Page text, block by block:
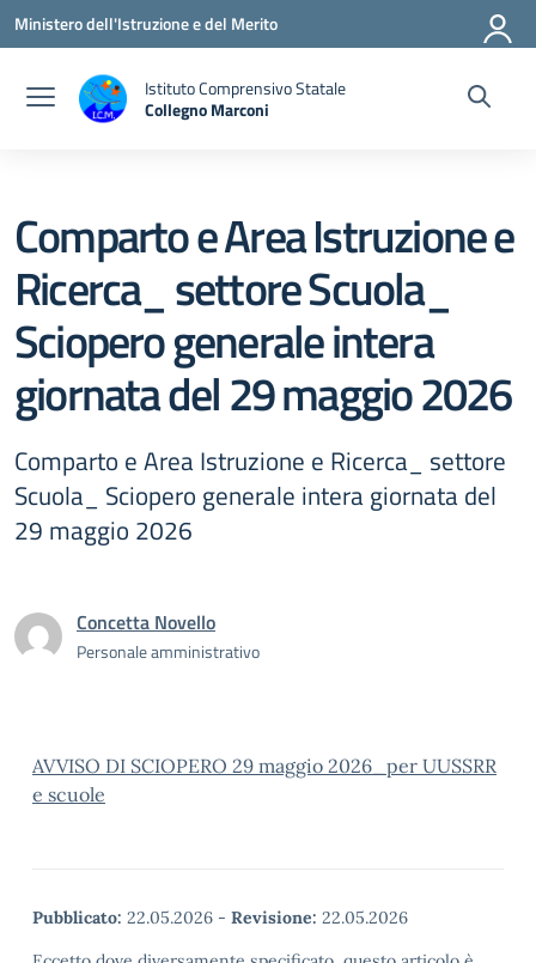
Vai ai contenuti
Vai al menu di navigazione
Vai al footer
Ministero dell'Istruzione e del Merito
Istituto Comprensivo Statale
Collegno Marconi
Comparto e Area Istruzione e
Ricerca_ settore Scuola_
Sciopero generale intera
giornata del 29 maggio 2026
Comparto e Area Istruzione e Ricerca_ settore
Scuola_ Sciopero generale intera giornata del
29 maggio 2026
Concetta Novello
Personale amministrativo
AVVISO DI SCIOPERO 29 maggio 2026_per UUSSRR
e scuole
Pubblicato: 22.05.2026 - Revisione: 22.05.2026